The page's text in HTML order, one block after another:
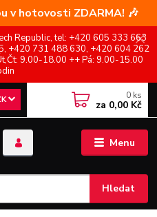
v hotovosti ZDARMA! 🎶
Republic, tel: +420 605 333 663
+420 731 488 630, +420 604 262
9.00-18.00 ++ Pá: 9.00-15.00
Menu
Hledat
0 ks
za 0,00 Kč